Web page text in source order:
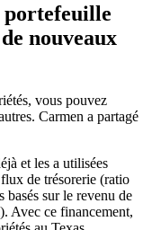
portefeuille
nouveaux
vous pouvez
Carmen a partagé
et les a utilisées
de trésorerie (ratio
sur le revenu de
Avec ce financement,